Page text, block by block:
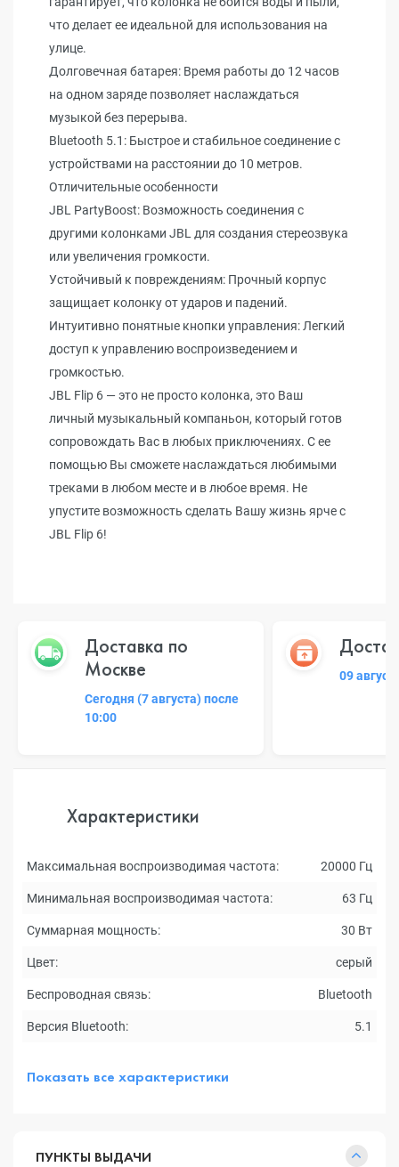
что делает ее идеальной для использования на
улице.
Долговечная батарея: Время работы до 12 часов
на одном заряде позволяет наслаждаться
музыкой без перерыва.
Bluetooth 5.1: Быстрое и стабильное соединение с
устройствами на расстоянии до 10 метров.
Отличительные особенности
JBL PartyBoost: Возможность соединения с
другими колонками JBL для создания стереозвука
или увеличения громкости.
Устойчивый к повреждениям: Прочный корпус
защищает колонку от ударов и падений.
Интуитивно понятные кнопки управления: Легкий
доступ к управлению воспроизведением и
громкостью.
JBL Flip 6 — это не просто колонка, это Ваш
личный музыкальный компаньон, который готов
сопровождать Вас в любых приключениях. С ее
помощью Вы сможете наслаждаться любимыми
треками в любом месте и в любое время. Не
упустите возможность сделать Вашу жизнь ярче с
JBL Flip 6!
Доставка по
Москве
Сегодня (7 августа) после
10:00
09
Характеристики
Максимальная воспроизводимая частота: 20000 Гц
Минимальная воспроизводимая частота: 63 Гц
Суммарная мощность: 30 Вт
Цвет: серый
Беспроводная связь: Bluetooth
Версия Bluetooth: 5.1
Показать все характеристики
ПУНКТЫ ВЫДАЧИ